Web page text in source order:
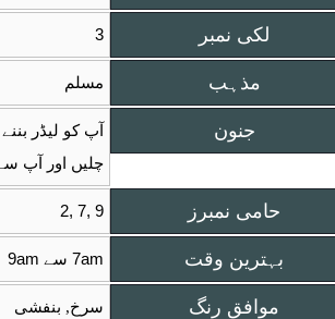
3 لکی نمبر
مسلم مذہب
آپ کو لیڈر
چلیں اور آپ سے
جنون
2, 7, 9 حامی نمبرز
7am سے 9am بہترین وقت
سرخ, بنفشی موافق رنگ